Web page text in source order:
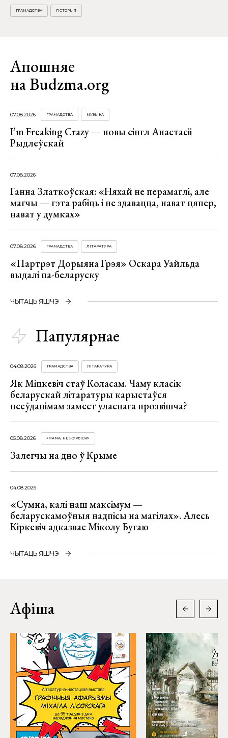
ГРАМАДСТВА ГІСТОРЫЯ
Апошняе
на Budzma.org
07.08.2026 ГРАМАДСТВА МУЗЫКА
I’m Freaking Crazy — новы сінгл Анастасіі
Рыдлеўскай
07.08.2026
Ганна Златкоўская: «Няхай не перамаглі, але
магчы — гэта рабіць і не здавацца, нават цяпер,
нават у думках»
07.08.2026 ГРАМАДСТВА ЛІТАРАТУРА
«Партрэт Дорыяна Грэя» Оскара Уайльда
выдалі па-беларуску
ЧЫТАЦЬ ЯШЧЭ
Папулярнае
04.08.2026 ГРАМАДСТВА ЛІТАРАТУРА
Як Міцкевіч стаў Коласам. Чаму класік
беларускай літаратуры карыстаўся
псеўданімам замест уласнага прозвішча?
05.08.2026 «МАМА, НЕ ЖУРЫСЯ!»
Залегчы на дно ў Крыме
04.08.2026
«Сумна, калі наш максімум —
беларускамоўныя надпісы на магілах». Алесь
Кіркевіч адказвае Міколу Бугаю
ЧЫТАЦЬ ЯШЧЭ
Афіша